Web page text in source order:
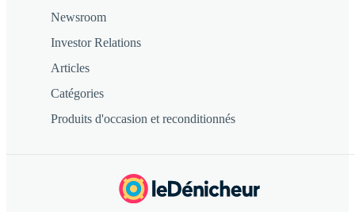
Newsroom
Investor Relations
Articles
Catégories
Produits d'occasion et reconditionnés